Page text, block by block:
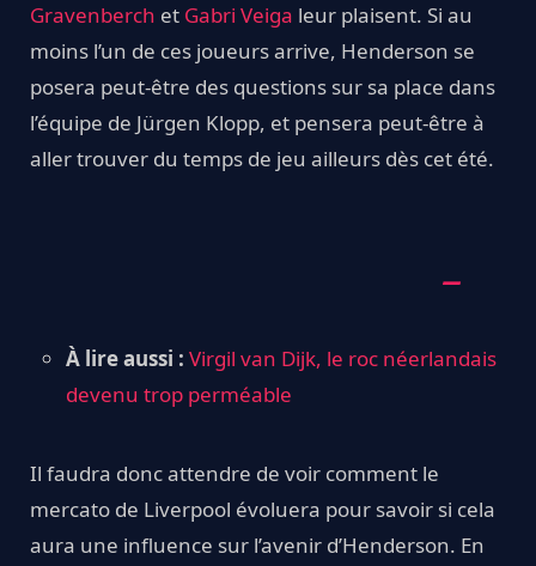
Gravenberch et Gabri Veiga leur plaisent. Si au
moins l’un de ces joueurs arrive, Henderson se
posera peut-être des questions sur sa place dans
l’équipe de Jürgen Klopp, et pensera peut-être à
aller trouver du temps de jeu ailleurs dès cet été.
À lire aussi : Virgil van Dijk, le roc néerlandais
devenu trop perméable
Il faudra donc attendre de voir comment le
mercato de Liverpool évoluera pour savoir si cela
aura une influence sur l’avenir d’Henderson. En